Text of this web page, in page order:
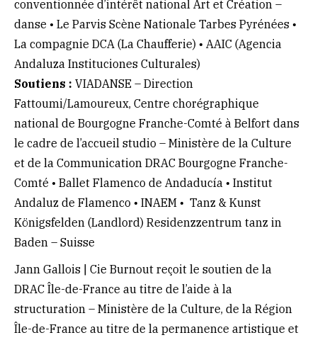
conventionnée d’intérêt national Art et Création –
danse • Le Parvis Scène Nationale Tarbes Pyrénées •
La compagnie DCA (La Chaufferie) • AAIC (Agencia
Andaluza Instituciones Culturales)
Soutiens : VIADANSE – Direction
Fattoumi/Lamoureux, Centre chorégraphique
national de Bourgogne Franche-Comté à Belfort dans
le cadre de l’accueil studio – Ministère de la Culture
et de la Communication DRAC Bourgogne Franche-
Comté • Ballet Flamenco de Andaducía • Institut
Andaluz de Flamenco • INAEM • Tanz & Kunst
Königsfelden (Landlord) Residenzzentrum tanz in
Baden – Suisse
Jann Gallois | Cie Burnout reçoit le soutien de la
DRAC Île-de-France au titre de l’aide à la
structuration – Ministère de la Culture, de la Région
Île-de-France au titre de la permanence artistique et